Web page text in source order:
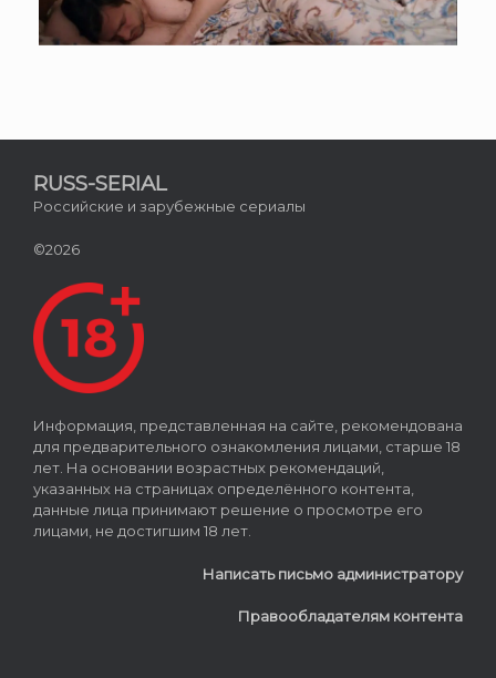
RUSS-SERIAL
Российские и зарубежные сериалы
©2026
Информация, представленная на сайте, рекомендована
для предварительного ознакомления лицами, старше 18
лет. На основании возрастных рекомендаций,
указанных на страницах определённого контента,
данные лица принимают решение о просмотре его
лицами, не достигшим 18 лет.
Написать письмо администратору
Правообладателям контента